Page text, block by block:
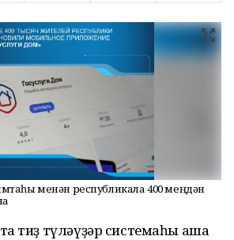
менән республикала 400 меңдән
тиҙ түләүҙәр системаһы аша